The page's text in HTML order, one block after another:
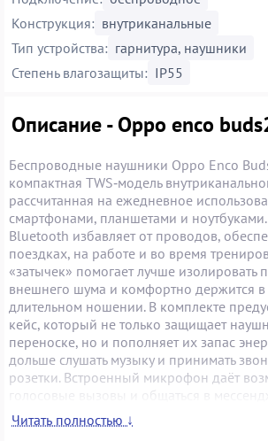
Конструкция: внутриканальные
Тип устройства: гарнитура, наушники
Степень влагозащиты: IP55
Описание - Oppo enco
Беспроводные наушники Oppo Enco
компактная TWS‑модель
рассчитанная на ежедневное
смартфонами, планшетами и
Bluetooth избавляет от проводов,
поездках, на работе и во время
«затычек» помогает лучше изолировать
внешнего шума и комфортно держится
длительном ношении. В комплекте
кейс, который не только защищает
переноске, но и пополняет их запас
дольше слушать музыку и принимать
розетки. Встроенный микрофон даёт
голосовые вызовы и общаться в
гарнитуры, а управление основными
реализовано непосредственно с
Читать полностью ↓